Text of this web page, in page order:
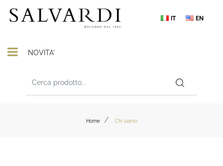
IT EN
Open menu
NOVITA'
Home Chi siamo